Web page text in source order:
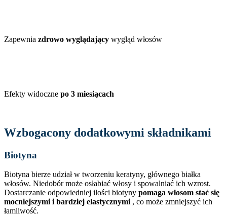
Zapewnia zdrowo wyglądający wygląd włosów
Efekty widoczne po 3 miesiącach
Wzbogacony dodatkowymi składnikami
Biotyna
Biotyna bierze udział w tworzeniu keratyny, głównego białka
włosów. Niedobór może osłabiać włosy i spowalniać ich wzrost.
Dostarczanie odpowiedniej ilości biotyny pomaga włosom stać się
mocniejszymi i bardziej elastycznymi , co może zmniejszyć ich
łamliwość.